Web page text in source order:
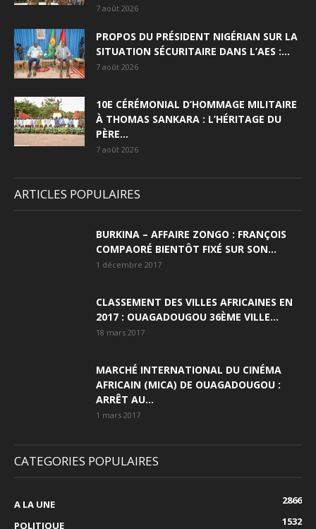
7 août 2026
PROPOS DU PRÉSIDENT NIGÉRIAN SUR LA
SITUATION SÉCURITAIRE DANS L’AES :...
7 août 2026
10E CÉRÉMONIAL D’HOMMAGE MILITAIRE
À THOMAS SANKARA : L’HÉRITAGE DU
PÈRE...
7 août 2026
ARTICLES POPULAIRES
BURKINA – AFFAIRE ZONGO : FRANÇOIS
COMPAORÉ BIENTÔT FIXÉ SUR SON...
1 décembre 2017
CLASSEMENT DES VILLES AFRICAINES EN
2017 : OUAGADOUGOU 36ÈME VILLE...
18 mars 2017
MARCHÉ INTERNATIONAL DU CINÉMA
AFRICAIN (MICA) DE OUAGADOUGOU :
ARRÊT AU...
1 mars 2017
CATEGORIES POPULAIRES
A LA UNE
2866
POLITIQUE
1532